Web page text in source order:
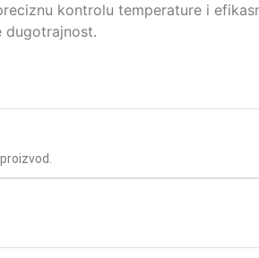
kontrolu temperature i
dugotrajnost.